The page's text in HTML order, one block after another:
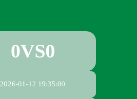
0VS0
2026-01-12 19:35:00